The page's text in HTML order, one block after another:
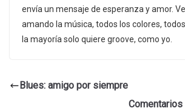
envía un mensaje de esperanza y amor.
amando la música, todos los colores,
la mayoría solo quiere groove, como yo.
Blues: amigo por siempre